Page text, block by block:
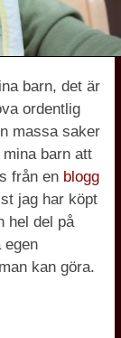
barn, det är
ordentlig
massa saker
barn att
från en blogg
jag har köpt
hel del på
egen
kan göra.